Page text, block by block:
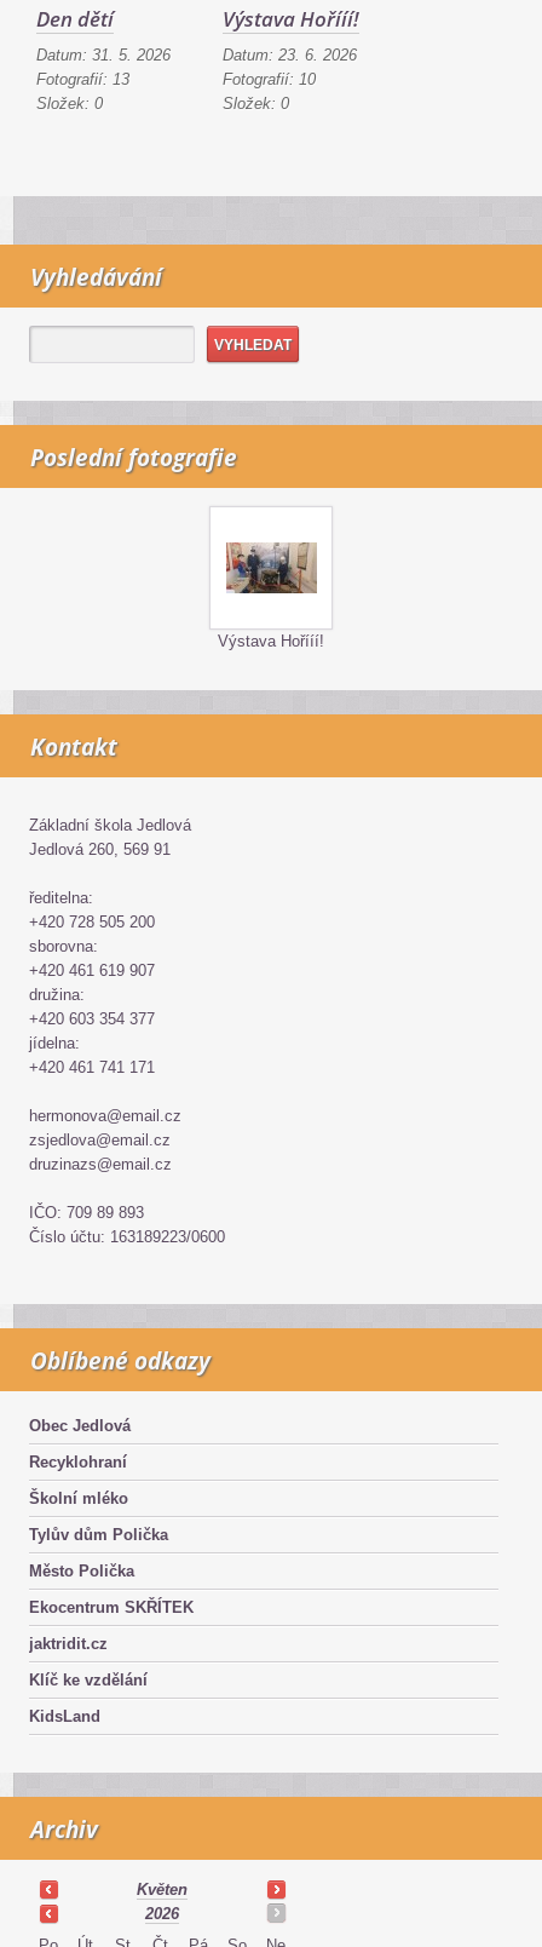
Den dětí
Datum: 31. 5. 2026
Fotografií: 13
Složek: 0
Výstava Hořííí!
Datum: 23. 6. 2026
Fotografií: 10
Složek: 0
Vyhledávání
Poslední fotografie
Výstava Hořííí!
Kontakt
Základní škola Jedlová
Jedlová 260, 569 91
ředitelna:
+420 728 505 200
sborovna:
+420 461 619 907
družina:
+420 603 354 377
jídelna:
+420 461 741 171
hermonova@email.cz
zsjedlova@email.cz
druzinazs@email.cz
IČO: 709 89 893
Číslo účtu: 163189223/0600
Oblíbené odkazy
Obec Jedlová
Recyklohraní
Školní mléko
Tylův dům Polička
Město Polička
Ekocentrum SKŘÍTEK
jaktridit.cz
Klíč ke vzdělání
KidsLand
Archiv
Květen
2026